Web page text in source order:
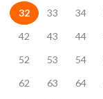
32
33 34
42
43 44
52
53 54
62
63 64